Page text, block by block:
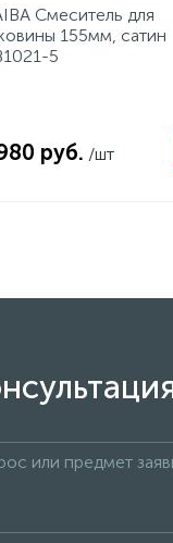
Смеситель для
155мм, сатин
5
руб. /шт